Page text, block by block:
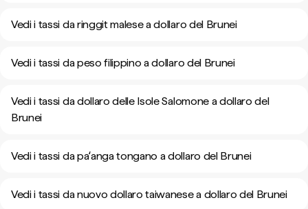
Vedi i tassi da ringgit malese a dollaro del Brunei
Vedi i tassi da peso filippino a dollaro del Brunei
Vedi i tassi da dollaro delle Isole Salomone a dollaro del
Brunei
Vedi i tassi da paʻanga tongano a dollaro del Brunei
Vedi i tassi da nuovo dollaro taiwanese a dollaro del Brunei